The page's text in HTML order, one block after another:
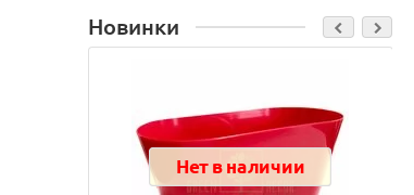
Новинки
Нет в наличии